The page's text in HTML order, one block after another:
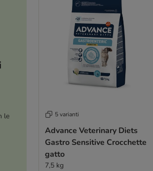
le
5 varianti
Advance Veterinary Diets
Gastro Sensitive Crocchette
gatto
7,5 kg